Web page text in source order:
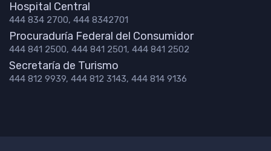
Hospital Central
444 834 2700, 444 8342701
Procuraduría Federal del Consumidor
444 841 2500, 444 841 2501, 444 841 2502
Secretaría de Turismo
444 812 9939, 444 812 3143, 444 814 9136